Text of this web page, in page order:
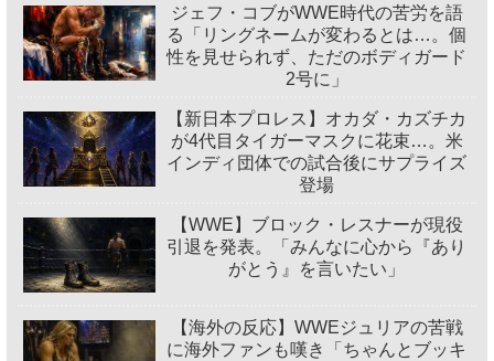
ジェフ・コブがWWE時代の苦労を語
る「リングネームが変わるとは…。個
性を見せられず、ただのボディガード
2号に」
【新日本プロレス】オカダ・カズチカ
が4代目タイガーマスクに花束…。米
インディ団体での試合後にサプライズ
登場
【WWE】ブロック・レスナーが現役
引退を発表。「みんなに心から『あり
がとう』を言いたい」
【海外の反応】WWEジュリアの苦戦
に海外ファンも嘆き「ちゃんとブッキ